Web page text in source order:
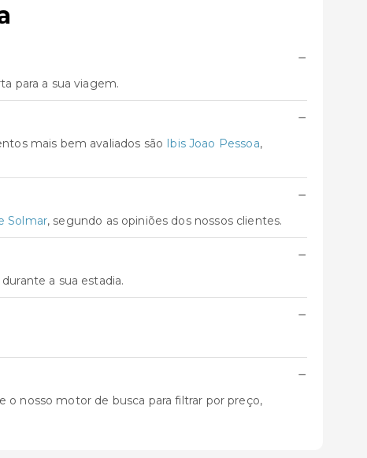
−
para a sua viagem.
−
mais bem avaliados são Ibis Joao Pessoa,
−
Solmar, segundo as opiniões dos nossos clientes.
−
a sua estadia.
−
−
o nosso motor de busca para filtrar por preço,